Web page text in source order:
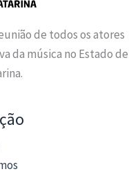
de todos os atores
da música no Estado de